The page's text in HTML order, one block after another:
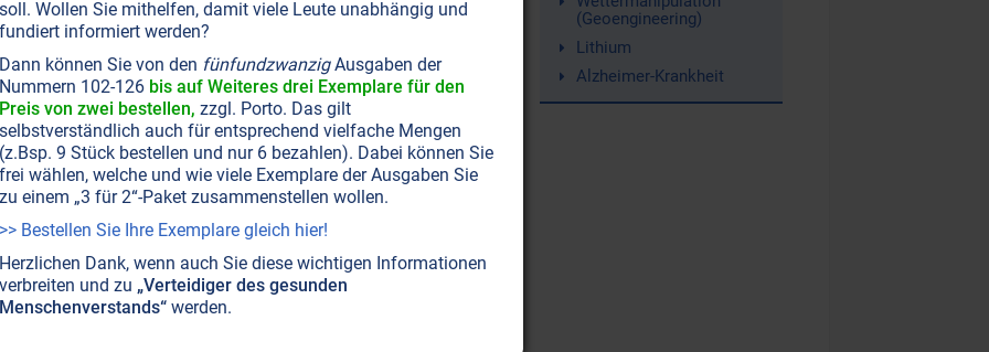
NR. 64, S.8 KREBS
harmloser Stoff, dem kein Erreger
ist.
ein seit Jahrzehnten bekanntes Desinfektionsmittel,
Form von MMS nun auch vom Menschen
werden. Ein neuer Film zeigt auf, weshalb es den
praktisch allen schädlichen Mikroben reinigen kann.
NR. 62, S.64
(Geoengineering)
Lithium
Alzheimer-Krankheit
soll. Wollen Sie mithelfen, damit viele Leute unabhängig und
fundiert informiert werden?
Dann können Sie von den fünfundzwanzigAusgaben der
Nummern 102-126 bis auf Weiteres drei Exemplare für den
Preis von zwei bestellen, zzgl. Porto. Das gilt
selbstverständlich auch für entsprechend vielfache Mengen
(z.Bsp. 9 Stück bestellen und nur 6 bezahlen). Dabei können Sie
frei wählen, welche und wie viele Exemplare der Ausgaben Sie
zu einem „3 für 2“-Paket zusammenstellen wollen.
>> Bestellen Sie Ihre Exemplare gleich hier!
Herzlichen Dank, wenn auch Sie diese wichtigen Informationen
verbreiten und zu „Verteidiger des gesunden
Menschenverstands“werden.